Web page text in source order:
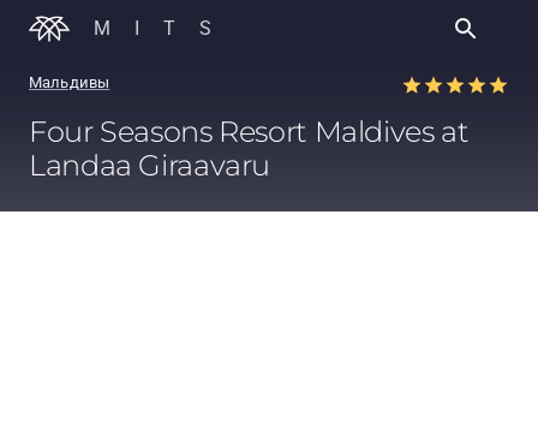
MITS
Мальдивы
Four Seasons Resort Maldives at
Landaa Giraavaru